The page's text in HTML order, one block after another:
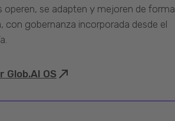
operen, se adapten y mejoren de forma
con gobernanza incorporada desde el
Glob.AI OS